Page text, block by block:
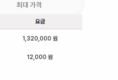
최대 가격
요금
1,320,000 원
12,000 원